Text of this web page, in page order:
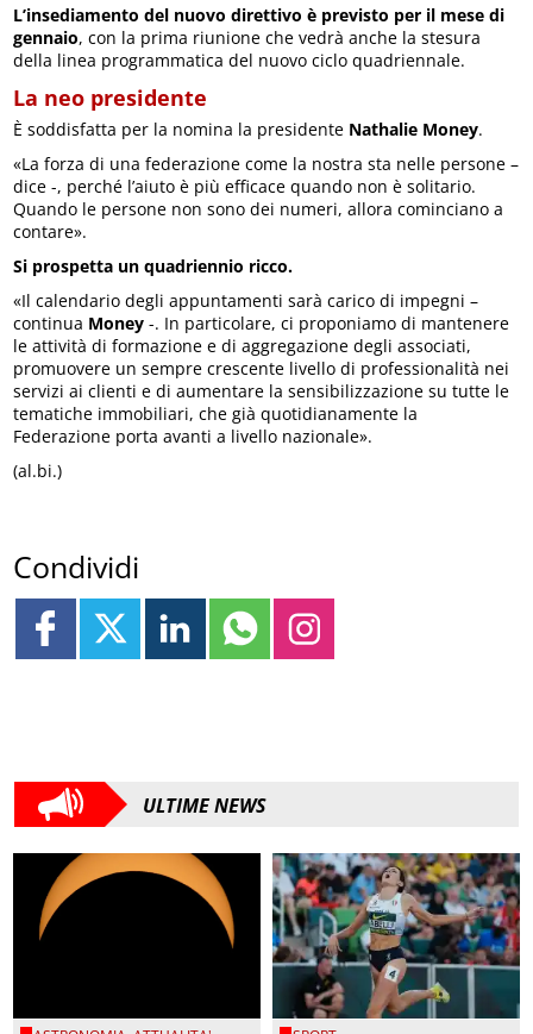
L’insediamento del nuovo direttivo è previsto per il mese di
gennaio, con la prima riunione che vedrà anche la stesura
della linea programmatica del nuovo ciclo quadriennale.
La neo presidente
È soddisfatta per la nomina la presidente Nathalie Money.
«La forza di una federazione come la nostra sta nelle persone –
dice -, perché l’aiuto è più efficace quando non è solitario.
Quando le persone non sono dei numeri, allora cominciano a
contare».
Si prospetta un quadriennio ricco.
«Il calendario degli appuntamenti sarà carico di impegni –
continua Money -. In particolare, ci proponiamo di mantenere
le attività di formazione e di aggregazione degli associati,
promuovere un sempre crescente livello di professionalità nei
servizi ai clienti e di aumentare la sensibilizzazione su tutte le
tematiche immobiliari, che già quotidianamente la
Federazione porta avanti a livello nazionale».
(al.bi.)
Condividi
ULTIME NEWS